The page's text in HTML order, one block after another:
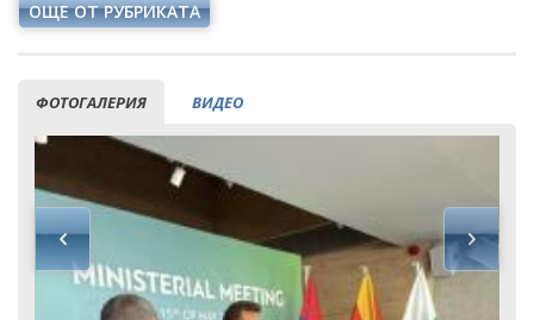
ОЩЕ ОТ РУБРИКАТА
ФОТОГАЛЕРИЯ ВИДЕО